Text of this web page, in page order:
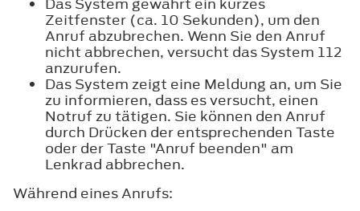
Zeitfenster (ca. 10 Sekunden), um den
Anruf abzubrechen. Wenn Sie den Anruf
nicht abbrechen, versucht das System 112
anzurufen.
Das System zeigt eine Meldung an, um Sie
zu informieren, dass es versucht, einen
Notruf zu tätigen. Sie können den Anruf
durch Drücken der entsprechenden Taste
oder der Taste "Anruf beenden" am
Lenkrad abbrechen.
Während eines Anrufs: